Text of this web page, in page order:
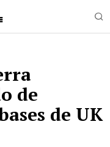
de
de UK